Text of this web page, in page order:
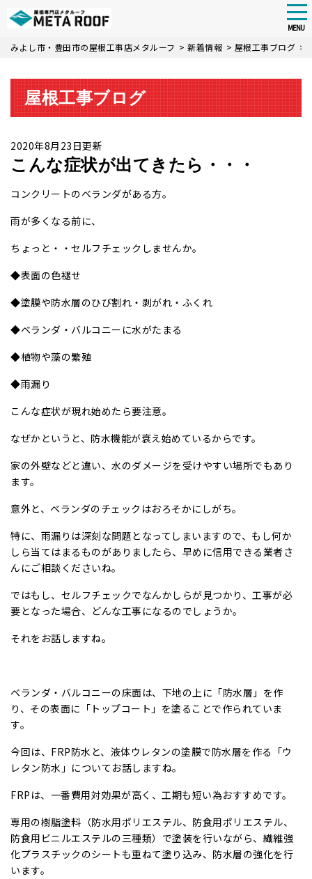
Skip
content
MENU
みよし市・豊田市の屋根工事店メタルーフ > 新着情報 > 屋根工事ブログ >
屋根工事ブログ
2020年8月23日更新
こんな症状が出てきたら・・・
コンクリートのベランダがある方。
雨が多くなる前に、
ちょっと・・セルフチェックしませんか。
◆表面の色褪せ
◆塗膜や防水層のひび割れ・剥がれ・ふくれ
◆ベランダ・バルコニーに水がたまる
◆植物や藻の繁殖
◆雨漏り
こんな症状が現れ始めたら要注意。
なぜかというと、防水機能が衰え始めているからです。
家の外壁などと違い、水のダメージを受けやすい場所でもあり
ます。
意外と、ベランダのチェックはおろそかにしがち。
特に、雨漏りは深刻な問題となってしまいますので、もし何か
しら当てはまるものがありましたら、早めに信用できる業者さ
んにご相談くださいね。
ではもし、セルフチェックでなんかしらが見つかり、工事が必
要となった場合、どんな工事になるのでしょうか。
それをお話しますね。
ベランダ・バルコニーの床面は、下地の上に「防水層」を作
り、その表面に「トップコート」を塗ることで作られていま
す。
今回は、FRP防水と、液体ウレタンの塗膜で防水層を作る「ウ
レタン防水」についてお話しますね。
FRPは、一番費用対効果が高く、工期も短い為おすすめです。
専用の樹脂塗料（防水用ポリエステル、防食用ポリエステル、
防食用ビニルエステルの三種類）で塗装を行いながら、繊維強
化プラスチックのシートも重ねて塗り込み、防水層の強化を行
います。